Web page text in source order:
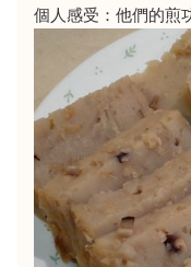
個人感受：他們的煎